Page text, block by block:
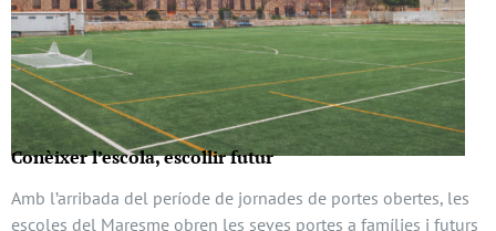
Conèixer l’escola, escollir futur
Amb l’arribada del període de jornades de portes obertes, les
escoles del Maresme obren les seves portes a famílies i futurs